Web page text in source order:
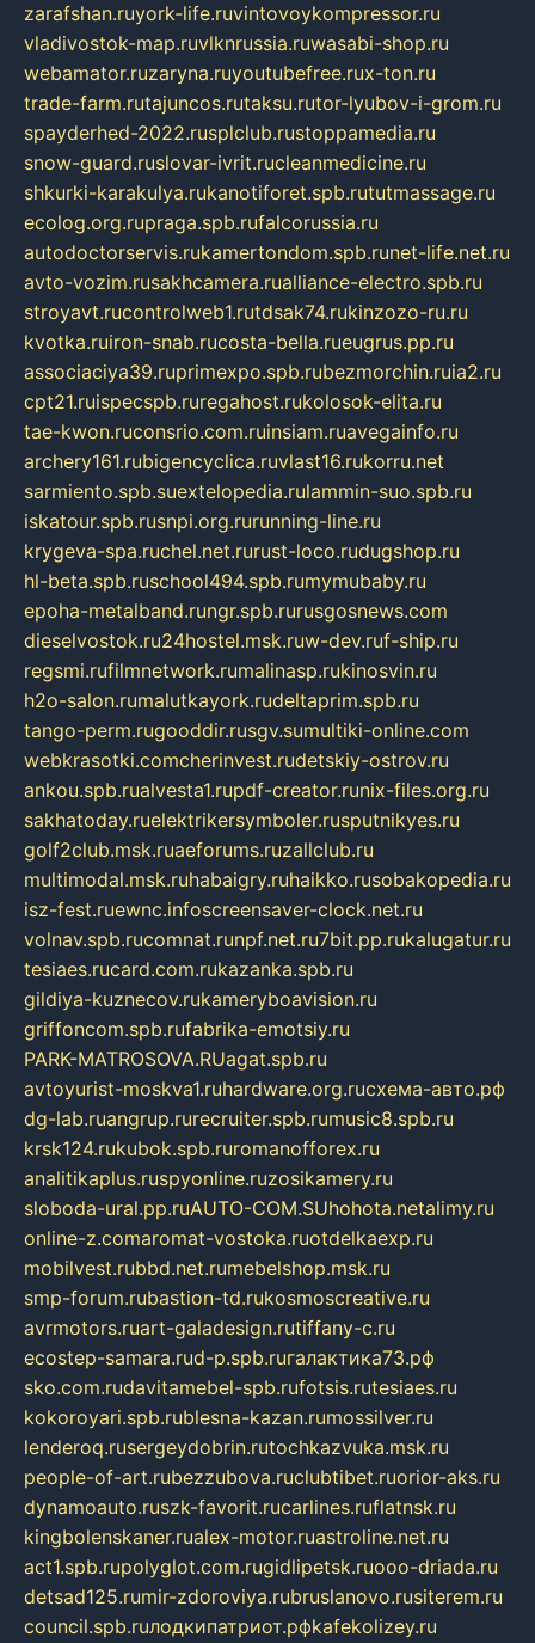
zarafshan.ruyork-life.ruvintovoykompressor.ru
vladivostok-map.ruvlknrussia.ruwasabi-shop.ru
webamator.ruzaryna.ruyoutubefree.rux-ton.ru
trade-farm.rutajuncos.rutaksu.rutor-lyubov-i-grom.ru
spayderhed-2022.rusplclub.rustoppamedia.ru
snow-guard.ruslovar-ivrit.rucleanmedicine.ru
shkurki-karakulya.rukanotiforet.spb.rututmassage.ru
ecolog.org.rupraga.spb.rufalcorussia.ru
autodoctorservis.rukamertondom.spb.runet-life.net.ru
avto-vozim.rusakhcamera.rualliance-electro.spb.ru
stroyavt.rucontrolweb1.rutdsak74.rukinzozo-ru.ru
kvotka.ruiron-snab.rucosta-bella.rueugrus.pp.ru
associaciya39.ruprimexpo.spb.rubezmorchin.ruia2.ru
cpt21.ruispecspb.ruregahost.rukolosok-elita.ru
tae-kwon.ruconsrio.com.ruinsiam.ruavegainfo.ru
archery161.rubigencyclica.ruvlast16.rukorru.net
sarmiento.spb.suextelopedia.rulammin-suo.spb.ru
iskatour.spb.rusnpi.org.rurunning-line.ru
krygeva-spa.ruchel.net.rurust-loco.rudugshop.ru
hl-beta.spb.ruschool494.spb.rumymubaby.ru
epoha-metalband.rungr.spb.rurusgosnews.com
dieselvostok.ru24hostel.msk.ruw-dev.ruf-ship.ru
regsmi.rufilmnetwork.rumalinasp.rukinosvin.ru
h2o-salon.rumalutkayork.rudeltaprim.spb.ru
tango-perm.rugooddir.rusgv.sumultiki-online.com
webkrasotki.comcherinvest.rudetskiy-ostrov.ru
ankou.spb.rualvesta1.rupdf-creator.runix-files.org.ru
sakhatoday.ruelektrikersymboler.rusputnikyes.ru
golf2club.msk.ruaeforums.ruzallclub.ru
multimodal.msk.ruhabaigry.ruhaikko.rusobakopedia.ru
isz-fest.ruewnc.infoscreensaver-clock.net.ru
volnav.spb.rucomnat.runpf.net.ru7bit.pp.rukalugatur.ru
tesiaes.rucard.com.rukazanka.spb.ru
gildiya-kuznecov.rukameryboavision.ru
griffoncom.spb.rufabrika-emotsiy.ru
PARK-MATROSOVA.RUagat.spb.ru
avtoyurist-moskva1.ruhardware.org.ruсхема-авто.рф
dg-lab.ruangrup.rurecruiter.spb.rumusic8.spb.ru
krsk124.rukubok.spb.ruromanofforex.ru
analitikaplus.ruspyonline.ruzosikamery.ru
sloboda-ural.pp.ruAUTO-COM.SUhohota.netalimy.ru
online-z.comaromat-vostoka.ruotdelkaexp.ru
mobilvest.rubbd.net.rumebelshop.msk.ru
smp-forum.rubastion-td.rukosmoscreative.ru
avrmotors.ruart-galadesign.rutiffany-c.ru
ecostep-samara.rud-p.spb.ruгалактика73.рф
sko.com.rudavitamebel-spb.rufotsis.rutesiaes.ru
kokoroyari.spb.rublesna-kazan.rumossilver.ru
lenderoq.rusergeydobrin.rutochkazvuka.msk.ru
people-of-art.rubezzubova.ruclubtibet.ruorior-aks.ru
dynamoauto.ruszk-favorit.rucarlines.ruflatnsk.ru
kingbolenskaner.rualex-motor.ruastroline.net.ru
act1.spb.rupolyglot.com.rugidlipetsk.ruooo-driada.ru
detsad125.rumir-zdoroviya.rubruslanovo.rusiterem.ru
council.spb.ruлодкипатриот.рфkafekolizey.ru